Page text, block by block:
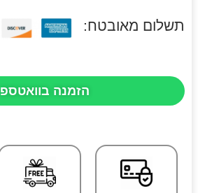
תשלום מאובטח:
הזמנה בוואטספ